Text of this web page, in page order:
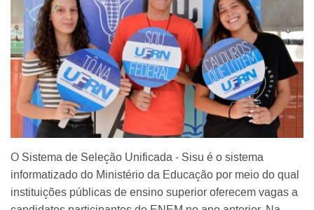
O Sistema de Seleção Unificada - Sisu é o sistema
informatizado do Ministério da Educação por meio do qual
instituições públicas de ensino superior oferecem vagas a